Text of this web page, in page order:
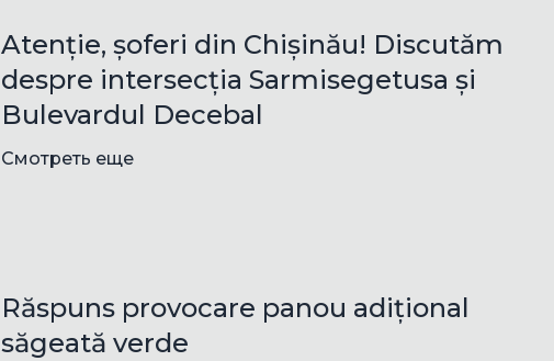
Atenție, șoferi din Chișinău! Discutăm
despre intersecția Sarmisegetusa și
Bulevardul Decebal
Смотреть еще
Răspuns provocare panou adițional
săgeată verde